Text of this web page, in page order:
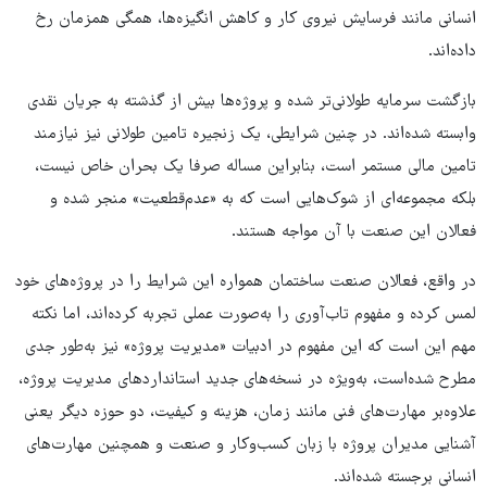
انسانی مانند فرسایش نیروی کار و کاهش انگیزه‌ها، همگی همزمان رخ
داده‌اند.
بازگشت سرمایه طولانی‌تر شده و پروژه‌ها بیش از گذشته به جریان نقدی
وابسته شده‌اند. در چنین شرایطی، یک زنجیره تامین طولانی نیز نیازمند
تامین مالی مستمر است، بنابراین مساله صرفا یک بحران خاص نیست،
بلکه مجموعه‌ای از شوک‌هایی است که به «عدم‌قطعیت»‌ منجر شده و
فعالان این صنعت با آن مواجه‌ هستند.
در واقع، فعالان صنعت ساختمان همواره این شرایط را در پروژه‌های خود
لمس کرده‌ و مفهوم تاب‌آوری را به‌صورت عملی تجربه کرده‌اند، اما نکته
مهم این است که این مفهوم در ادبیات «مدیریت پروژه» نیز به‌طور جدی
مطرح شده‌است، به‌ویژه در نسخه‌های جدید استانداردهای مدیریت پروژه،
علاوه‌بر مهارت‌های فنی مانند زمان، هزینه و کیفیت، دو حوزه دیگر یعنی
آشنایی مدیران پروژه با زبان کسب‌وکار و صنعت و همچنین مهارت‌های
انسانی برجسته شده‌اند.